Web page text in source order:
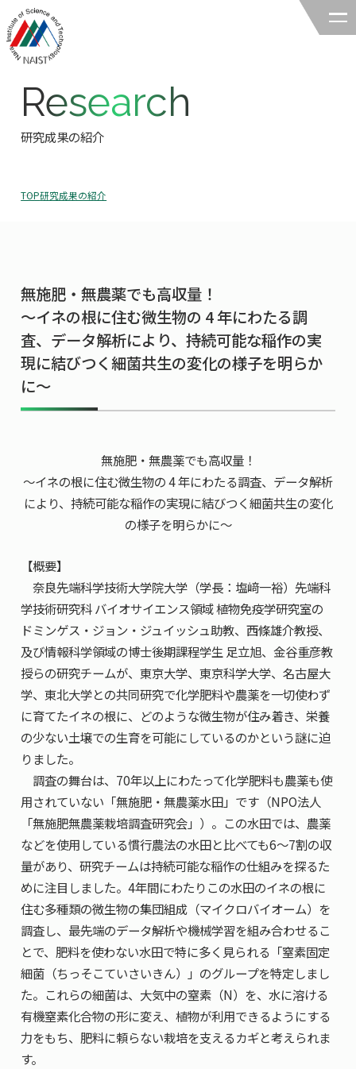
奈良先端科学技術大学院大学
領域の概要・特色
領域賞の紹介
研究室一覧
教員一覧
共用機器・設備紹介
教育TOP
研究室への配属
セミナー情報
5年一貫コースの
国際バイオゼミナール
サマーキャンプ
海外ラボインターンシップ
UCDリトリート
UCDオンラインゼミナール
キャリア
キャリアTOP
卒業生の声
入試情報
研究＆授業
イベント
合わせ
マップ
学内限定 ENGLISH
受験生の方へ
在学生の方へ
Research
研究成果の紹介
TOP研究成果の紹介
無施肥・無農薬でも高収量！
～イネの根に住む微生物の 4 年にわたる調
査、データ解析により、持続可能な稲作の実
現に結びつく細菌共生の変化の様子を明らか
に～
無施肥・無農薬でも高収量！
～イネの根に住む微生物の 4 年にわたる調査、データ解析
により、持続可能な稲作の実現に結びつく細菌共生の変化
の様子を明らかに～
【概要】
奈良先端科学技術大学院大学（学長：塩﨑一裕）先端科
学技術研究科 バイオサイエンス領域 植物免疫学研究室の
ドミンゲス・ジョン・ジュイッシュ助教、西條雄介教授、
及び情報科学領域の博士後期課程学生 足立旭、金谷重彦教
授らの研究チームが、東京大学、東京科学大学、名古屋大
学、東北大学との共同研究で化学肥料や農薬を一切使わず
に育てたイネの根に、どのような微生物が住み着き、栄養
の少ない土壌での生育を可能にしているのかという謎に迫
りました。
調査の舞台は、70年以上にわたって化学肥料も農薬も使
用されていない「無施肥・無農薬水田」です（NPO法人
「無施肥無農薬栽培調査研究会」）。この水田では、農薬
などを使用している慣行農法の水田と比べても6〜7割の収
量があり、研究チームは持続可能な稲作の仕組みを探るた
めに注目しました。4年間にわたりこの水田のイネの根に
住む多種類の微生物の集団組成（マイクロバイオーム）を
調査し、最先端のデータ解析や機械学習を組み合わせるこ
とで、肥料を使わない水田で特に多く見られる「窒素固定
細菌（ちっそこていさいきん）」のグループを特定しまし
た。これらの細菌は、大気中の窒素（N）を、水に溶ける
有機窒素化合物の形に変え、植物が利用できるようにする
力をもち、肥料に頼らない栽培を支えるカギと考えられま
す。